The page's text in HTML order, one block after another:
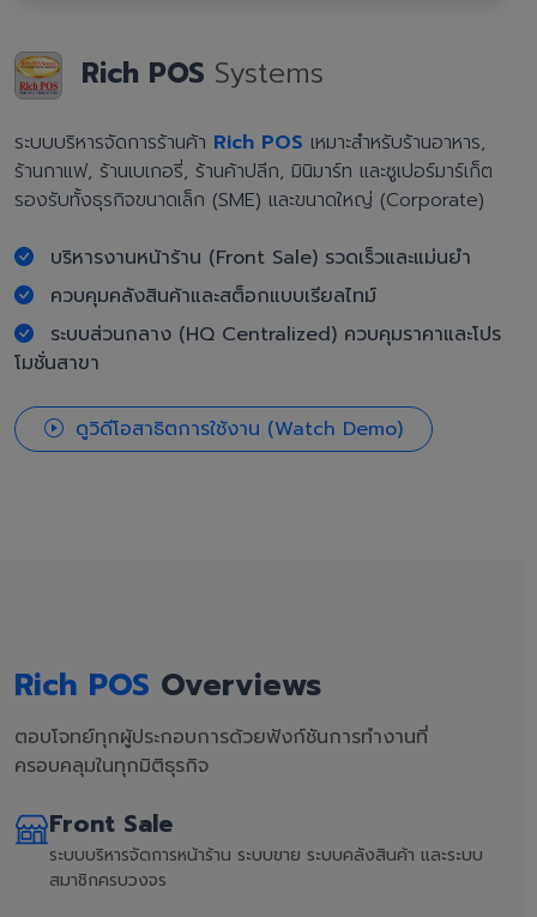
Rich POS Systems
ระบบบริหารจัดการร้านค้า Rich POS เหมาะสำหรับร้านอาหาร,
ร้านกาแฟ, ร้านเบเกอรี่, ร้านค้าปลีก, มินิมาร์ท และซูเปอร์มาร์เก็ต
รองรับทั้งธุรกิจขนาดเล็ก (SME) และขนาดใหญ่ (Corporate)
บริหารงานหน้าร้าน (Front Sale) รวดเร็วและแม่นยำ
ควบคุมคลังสินค้าและสต็อกแบบเรียลไทม์
ระบบส่วนกลาง (HQ Centralized) ควบคุมราคาและโปร
โมชั่นสาขา
ดูวิดีโอสาธิตการใช้งาน (Watch Demo)
Rich POS Overviews
ตอบโจทย์ทุกผู้ประกอบการด้วยฟังก์ชันการทำงานที่
ครอบคลุมในทุกมิติธุรกิจ
Front Sale
ระบบบริหารจัดการหน้าร้าน ระบบขาย ระบบคลังสินค้า และระบบ
สมาชิกครบวงจร